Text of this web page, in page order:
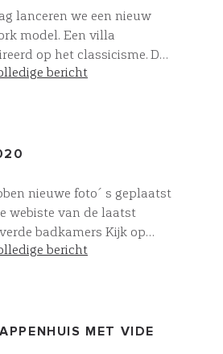
lanceren we een nieuw
model. Een villa
op het classicisme. De
een symmetrische
waardoor het daglicht
villa binnen dringt. Een
een waanzinnig mooi en
woonprogramma.
villa MVW07 -
bericht
nieuwe foto´s geplaatst
webiste van de laatst
badkamers Kijk op
interieur en selecteer
bericht
MET VIDE